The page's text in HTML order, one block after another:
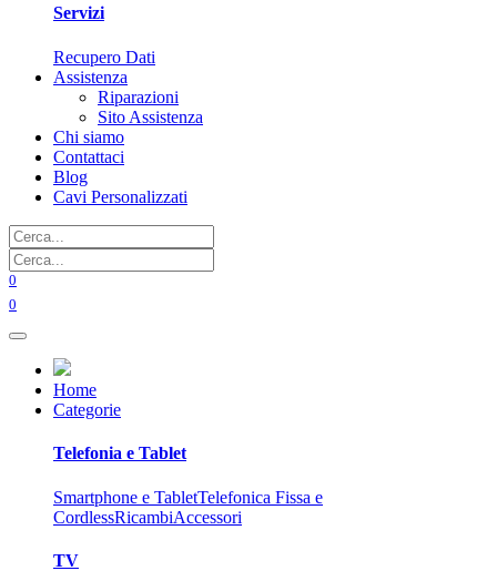
Servizi
Recupero Dati
Assistenza
Riparazioni
Sito Assistenza
Chi siamo
Contattaci
Blog
Cavi Personalizzati
0
0
Home
Categorie
Telefonia e Tablet
Smartphone e TabletTelefonica Fissa e
CordlessRicambiAccessori
TV